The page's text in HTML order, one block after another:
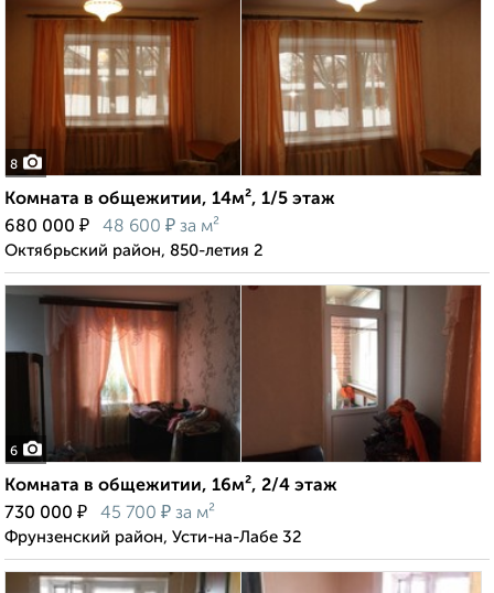
8
Комната в общежитии, 14м², 1/5 этаж
680 000 ₽ 48 600 ₽ за м²
Октябрьский район, 850-летия 2
6
Комната в общежитии, 16м², 2/4 этаж
730 000 ₽ 45 700 ₽ за м²
Фрунзенский район, Усти-на-Лабе 32